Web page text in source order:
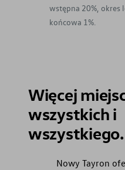
wstępna 20%, okres
końcowa 1%.
Więcej
wszystkich i
wszystkiego.
Nowy Tayron